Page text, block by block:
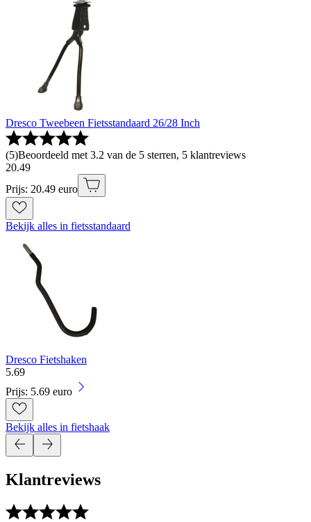
Dresco Tweebeen Fietsstandaard 26/28 Inch
(5)Beoordeeld met 3.2 van de 5 sterren, 5 klantreviews
20.49
Prijs: 20.49 euro
Bekijk alles in fietsstandaard
Dresco Fietshaken
5.69
Prijs: 5.69 euro
Bekijk alles in fietshaak
Klantreviews